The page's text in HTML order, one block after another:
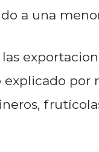
a una
explicado por